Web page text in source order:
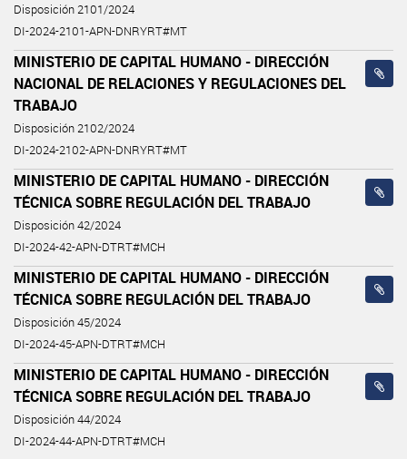
Disposición 2101/2024
DI-2024-2101-APN-DNRYRT#MT
MINISTERIO DE CAPITAL HUMANO - DIRECCIÓN
NACIONAL DE RELACIONES Y REGULACIONES DEL
TRABAJO
Disposición 2102/2024
DI-2024-2102-APN-DNRYRT#MT
MINISTERIO DE CAPITAL HUMANO - DIRECCIÓN
TÉCNICA SOBRE REGULACIÓN DEL TRABAJO
Disposición 42/2024
DI-2024-42-APN-DTRT#MCH
MINISTERIO DE CAPITAL HUMANO - DIRECCIÓN
TÉCNICA SOBRE REGULACIÓN DEL TRABAJO
Disposición 45/2024
DI-2024-45-APN-DTRT#MCH
MINISTERIO DE CAPITAL HUMANO - DIRECCIÓN
TÉCNICA SOBRE REGULACIÓN DEL TRABAJO
Disposición 44/2024
DI-2024-44-APN-DTRT#MCH